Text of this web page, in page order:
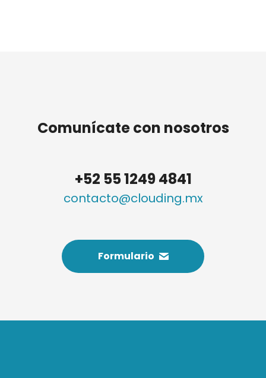
Comunícate con nosotros
+52 55 1249 4841
contacto@clouding.mx
Formulario